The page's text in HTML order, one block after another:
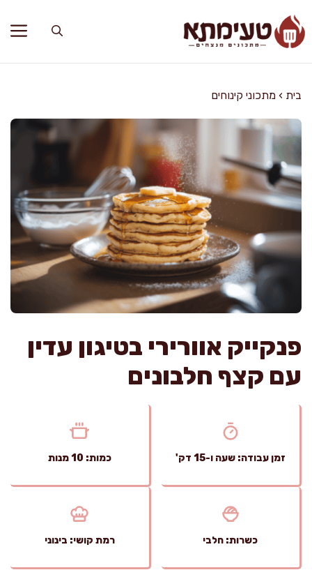
לתוכן
בית › מתכוני קינוחים
פנקייק אוורירי בטיגון עדין
עם קצף חלבונים
זמן עבודה: שעה ו-15 דק' כמות: 10 מנות
כשרות: חלבי רמת קושי: בינוני